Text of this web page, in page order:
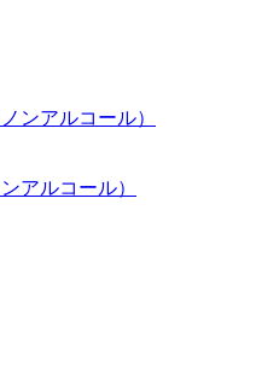
アルコール）